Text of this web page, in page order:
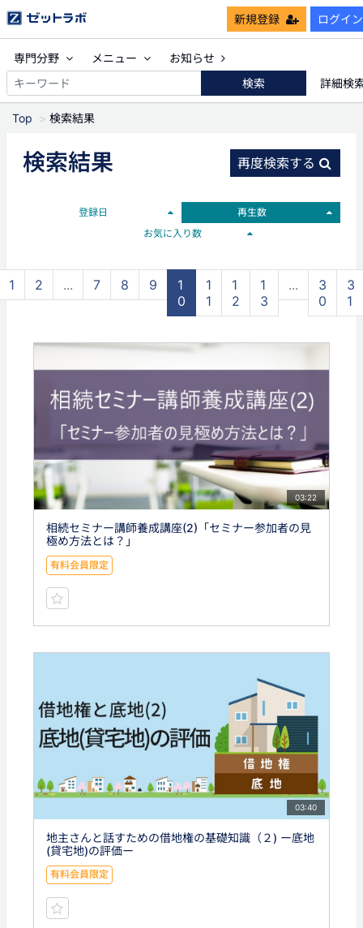
新規登録 ログイン
専門分野 メニュー
お知らせ
検索
詳細検
Top 検索結果
検索結果 再度検索する
登録日
再生数
お気に入り数
1 2 ... 7 8 9
1
0
1
1
1
2
1
3
...
3
0
3
1
03:22
相続セミナー講師養成講座(2)「セミナー参加者の見
極め方法とは？」
有料会員限定
03:40
地主さんと話すための借地権の基礎知識（２) ー底地
(貸宅地)の評価ー
有料会員限定